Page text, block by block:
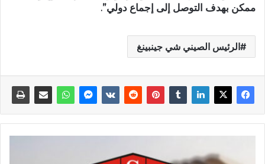
ممكن بهدف التوصل إلى إجماع دولي”.
الرئيس الصيني شي جينبينغ